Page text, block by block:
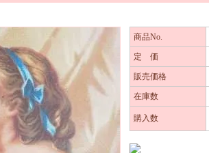
商品No.
定 価
販売価格
在庫数
購入数